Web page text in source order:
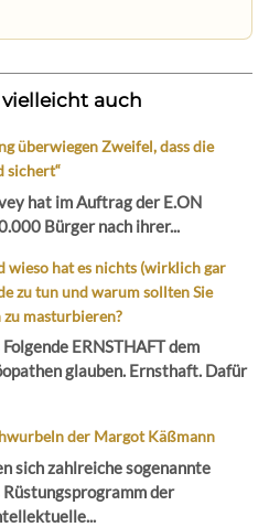
auch
überwiegen Zweifel, dass die
sichert“
hat im Auftrag der E.ON
Bürger nach ihrer...
wieso hat es nichts (wirklich gar
zu tun und warum sollten Sie
zu masturbieren?
ERNSTHAFT dem
glauben. Ernsthaft. Dafür
der Margot Käßmann
sich zahlreiche sogenannte
Rüstungsprogramm der